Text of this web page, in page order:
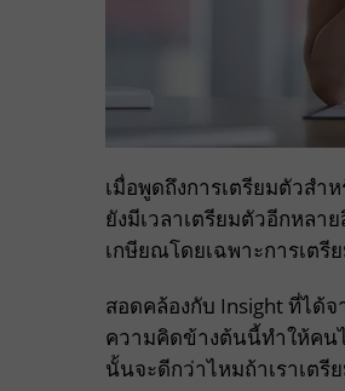
เมื่อพูดถึงการเตรียมตัวสำ
ยังมีเวลาเตรียมตัวอีกหลา
เกษียณโดยเฉพาะการเตรี
สอดคล้องกับ Insight ที่ได้จ
ความคิดข้างต้นนี้ทำให้คน
นั้นจะดีกว่าไหมถ้าเราเต